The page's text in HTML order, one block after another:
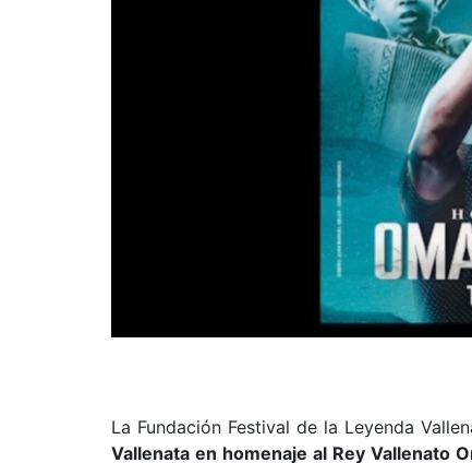
La Fundación Festival de la Leyenda
Vallenata en homenaje al Rey Vallenato